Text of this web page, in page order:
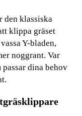
den klassiska
klippa gräset
Y-bladen,
noggrant. Var
dina behov